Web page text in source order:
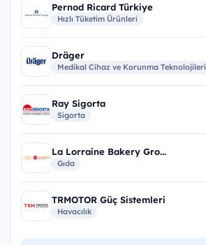
Pernod Ricard Türkiye
Hızlı Tüketim Ürünleri
Dräger
Medikal Cihaz ve Korunma Teknolojileri
Ray Sigorta
Sigorta
La Lorraine Bakery Gro...
Gıda
TRMOTOR Güç Sistemleri
Havacılık